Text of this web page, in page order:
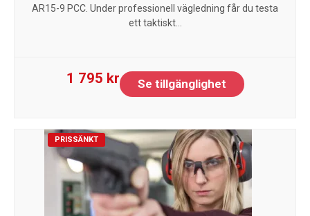
AR15-9 PCC. Under professionell vägledning får du testa
ett taktiskt...
1 795 kr Se tillgänglighet
PRISSÄNKT